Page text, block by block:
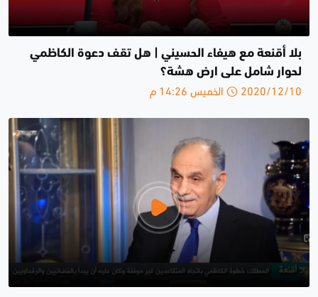
بلا أقنعة مع هيفاء الحسيني | هل تقف دعوة الكاظمي
لحوار شامل على ارض هشة؟
2020/12/10 الخميس 14:26 م